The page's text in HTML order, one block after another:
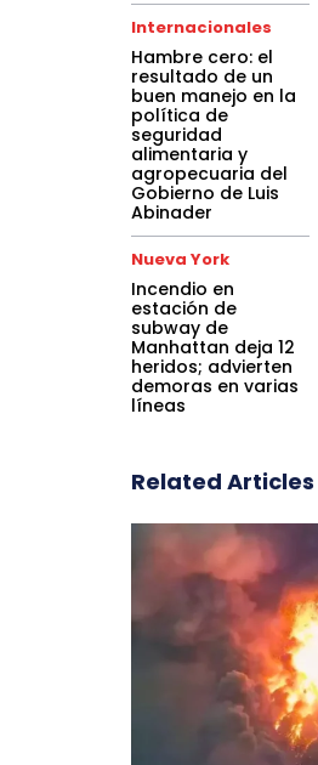
Internacionales
Hambre cero: el
resultado de un
buen manejo en la
política de
seguridad
alimentaria y
agropecuaria del
Gobierno de Luis
Abinader
Nueva York
Incendio en
estación de
subway de
Manhattan deja 12
heridos; advierten
demoras en varias
líneas
Related Articles